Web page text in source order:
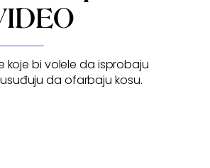
koje bi volele da isprobaju
da ofarbaju kosu.